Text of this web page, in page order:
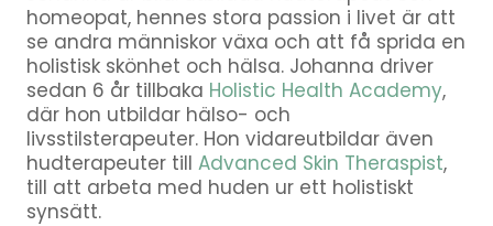
homeopat, hennes stora passion i livet är att
se andra människor växa och att få sprida en
holistisk skönhet och hälsa. Johanna driver
sedan 6 år tillbaka Holistic Health Academy,
där hon utbildar hälso- och
livsstilsterapeuter. Hon vidareutbildar även
hudterapeuter tillAdvanced Skin Theraspist,
till att arbeta med huden ur ett holistiskt
synsätt.